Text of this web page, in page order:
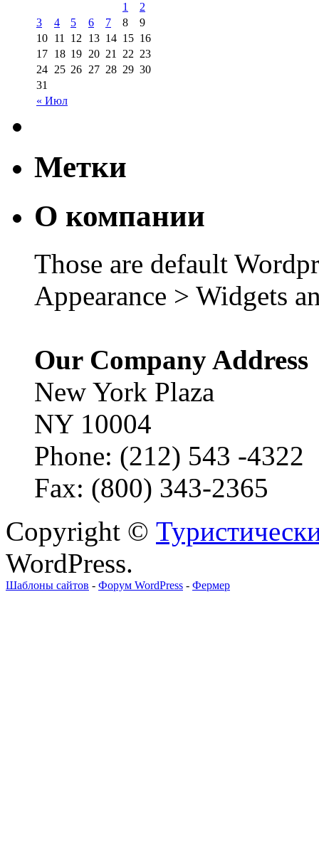
« Июл
1
2
3
4 5 6 7 8
9
10 11 12 13 14 15 16
17 18 19 20 21 22 23
24 25 26 27 28 29 30
31
Метки
О компании
Those are default
Appearance > Widgets
Our Company Address
New York Plaza
NY 10004
Phone: (212) 543 -4322
Fax: (800) 343-2365
Copyright ©
WordPress.
Шаблоны сайтов - Форум WordPress - Фермер